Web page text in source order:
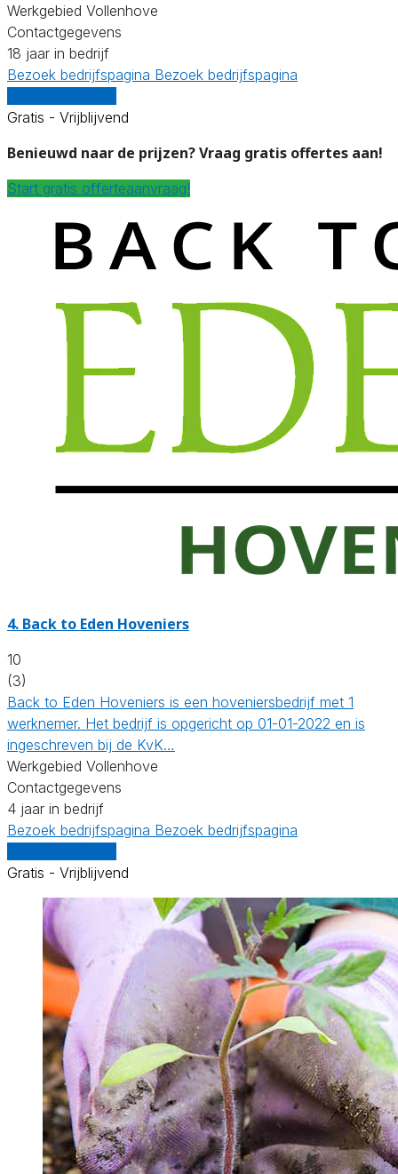
Werkgebied Vollenhove
Contactgegevens
18 jaar in bedrijf
Bezoek bedrijfspagina Bezoek bedrijfspagina
Gratis - Vrijblijvend
Benieuwd naar de prijzen? Vraag gratis offertes aan!
Start gratis offerteaanvraag!
4. Back to Eden Hoveniers
10
(3)
Back to Eden Hoveniers is een hoveniersbedrijf met 1
werknemer. Het bedrijf is opgericht op 01-01-2022 en is
ingeschreven bij de KvK…
Werkgebied Vollenhove
Contactgegevens
4 jaar in bedrijf
Bezoek bedrijfspagina Bezoek bedrijfspagina
Gratis - Vrijblijvend